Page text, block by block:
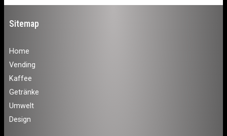
Sitemap
Home
Vending
Kaffee
Getränke
Umwelt
Design